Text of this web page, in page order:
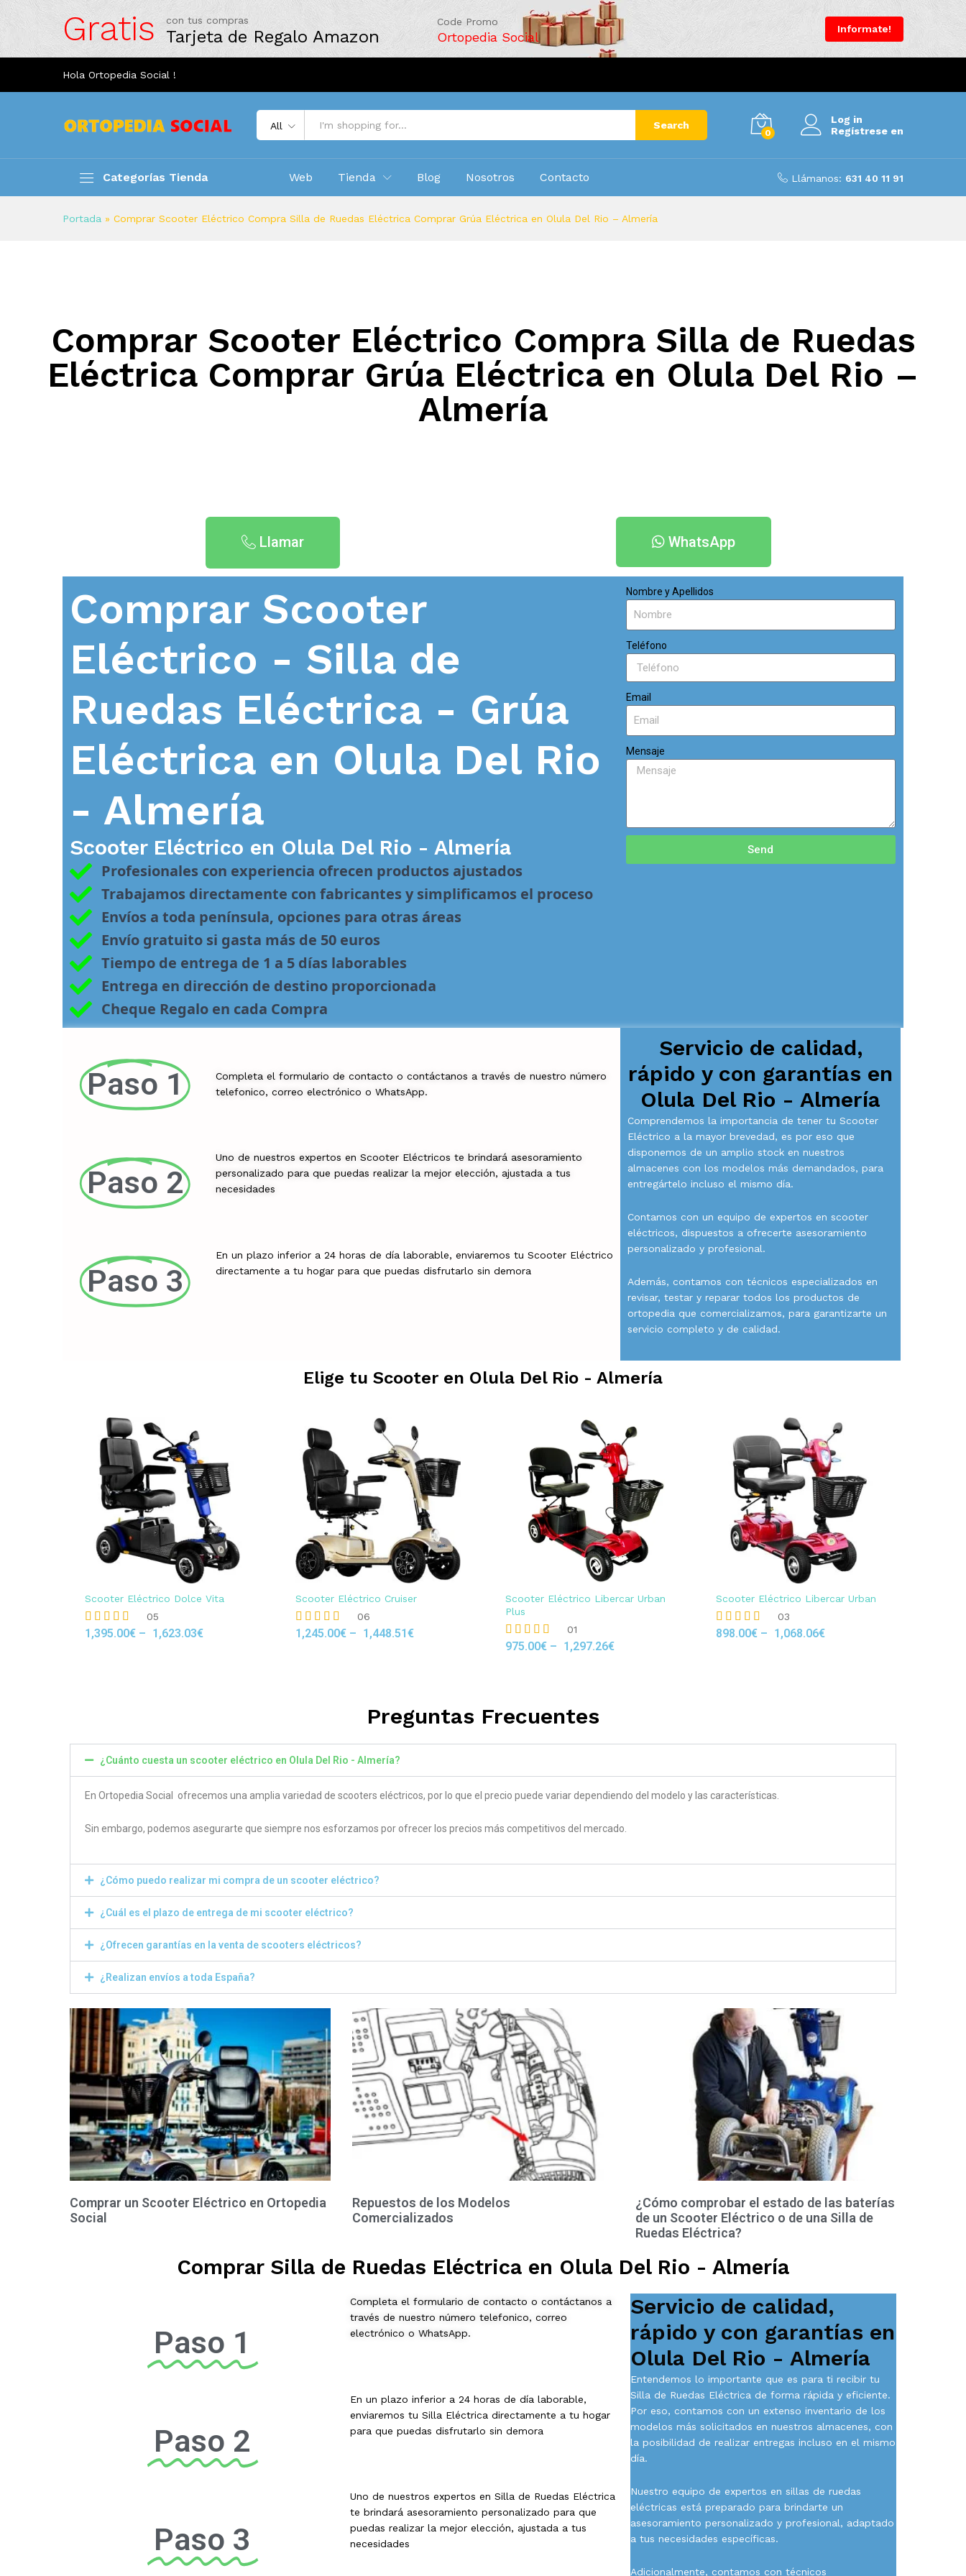
Gratis con tus compras
Tarjeta de Regalo Amazon
Code Promo
Ortopedia Social
Informate!
Hola Ortopedia Social !
All Search
0
Log in
Regístrese en
Categorías Tienda Web Tienda Blog Nosotros Contacto Llámanos: 631 40 11 91
Portada » Comprar Scooter Eléctrico Compra Silla de Ruedas Eléctrica Comprar Grúa Eléctrica en Olula Del Rio – Almería
Comprar Scooter Eléctrico Compra Silla de Ruedas
Eléctrica Comprar Grúa Eléctrica en Olula Del Rio –
Almería
Llamar WhatsApp
Comprar Scooter
Eléctrico - Silla de
Ruedas Eléctrica - Grúa
Eléctrica en Olula Del Rio
- Almería
Scooter Eléctrico en Olula Del Rio - Almería
Profesionales con experiencia ofrecen productos ajustados
Trabajamos directamente con fabricantes y simplificamos el proceso
Envíos a toda península, opciones para otras áreas
Envío gratuito si gasta más de 50 euros
Tiempo de entrega de 1 a 5 días laborables
Entrega en dirección de destino proporcionada
Cheque Regalo en cada Compra
Nombre y Apellidos
Teléfono
Email
Mensaje
Send
Paso 1
Paso 2
Paso 3
Completa el formulario de contacto o contáctanos a través de nuestro número
telefonico, correo electrónico o WhatsApp.
Uno de nuestros expertos en Scooter Eléctricos te brindará asesoramiento
personalizado para que puedas realizar la mejor elección, ajustada a tus
necesidades
En un plazo inferior a 24 horas de día laborable, enviaremos tu Scooter Eléctrico
directamente a tu hogar para que puedas disfrutarlo sin demora
Servicio de calidad,
rápido y con garantías en
Olula Del Rio - Almería
Comprendemos la importancia de tener tu Scooter
Eléctrico a la mayor brevedad, es por eso que
disponemos de un amplio stock en nuestros
almacenes con los modelos más demandados, para
entregártelo incluso el mismo día.
Contamos con un equipo de expertos en scooter
eléctricos, dispuestos a ofrecerte asesoramiento
personalizado y profesional.
Además, contamos con técnicos especializados en
revisar, testar y reparar todos los productos de
ortopedia que comercializamos, para garantizarte un
servicio completo y de calidad.
Elige tu Scooter en Olula Del Rio - Almería
Scooter Eléctrico Dolce Vita
Rated
05
1,395.00€ – 1,623.03€
Scooter Eléctrico Cruiser
Rated
06
1,245.00€– 1,448.51€
Scooter Eléctrico Libercar Urban
Plus
Rated
01
975.00€ – 1,297.26€
Scooter Eléctrico Libercar Urban
Rated
03
898.00€– 1,068.06€
Preguntas Frecuentes
¿Cuánto cuesta un scooter eléctrico en Olula Del Rio - Almería?
En Ortopedia Social ofrecemos una amplia variedad de scooters eléctricos, por lo que el precio puede variar dependiendo del modelo y las características.
Sin embargo, podemos asegurarte que siempre nos esforzamos por ofrecer los precios más competitivos del mercado.
¿Cómo puedo realizar mi compra de un scooter eléctrico?
¿Cuál es el plazo de entrega de mi scooter eléctrico?
¿Ofrecen garantías en la venta de scooters eléctricos?
¿Realizan envíos a toda España?
Comprar un Scooter Eléctrico en Ortopedia
Social
Repuestos de los Modelos
Comercializados
¿Cómo comprobar el estado de las baterías
de un Scooter Eléctrico o de una Silla de
Ruedas Eléctrica?
Comprar Silla de Ruedas Eléctrica en Olula Del Rio - Almería
Paso 1
Paso 2
Paso 3
Completa el formulario de contacto o contáctanos a
través de nuestro número telefonico, correo
electrónico o WhatsApp.
En un plazo inferior a 24 horas de día laborable,
enviaremos tu Silla Eléctrica directamente a tu hogar
para que puedas disfrutarlo sin demora
Uno de nuestros expertos en Silla de Ruedas Eléctrica
te brindará asesoramiento personalizado para que
puedas realizar la mejor elección, ajustada a tus
necesidades
Servicio de calidad,
rápido y con garantías en
Olula Del Rio - Almería
Entendemos lo importante que es para ti recibir tu
Silla de Ruedas Eléctrica de forma rápida y eficiente.
Por eso, contamos con un extenso inventario de los
modelos más solicitados en nuestros almacenes, con
la posibilidad de realizar entregas incluso en el mismo
día.
Nuestro equipo de expertos en sillas de ruedas
eléctricas está preparado para brindarte un
asesoramiento personalizado y profesional, adaptado
a tus necesidades específicas.
Adicionalmente, contamos con técnicos